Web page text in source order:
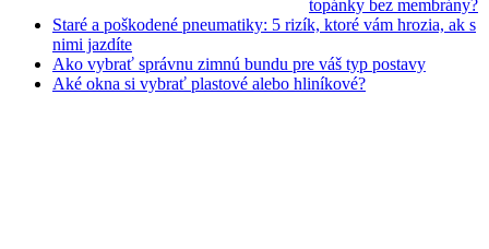
topánky bez membrány?
Staré a poškodené pneumatiky: 5 rizík, ktoré vám hrozia, ak s
nimi jazdíte
Ako vybrať správnu zimnú bundu pre váš typ postavy
Aké okna si vybrať plastové alebo hliníkové?